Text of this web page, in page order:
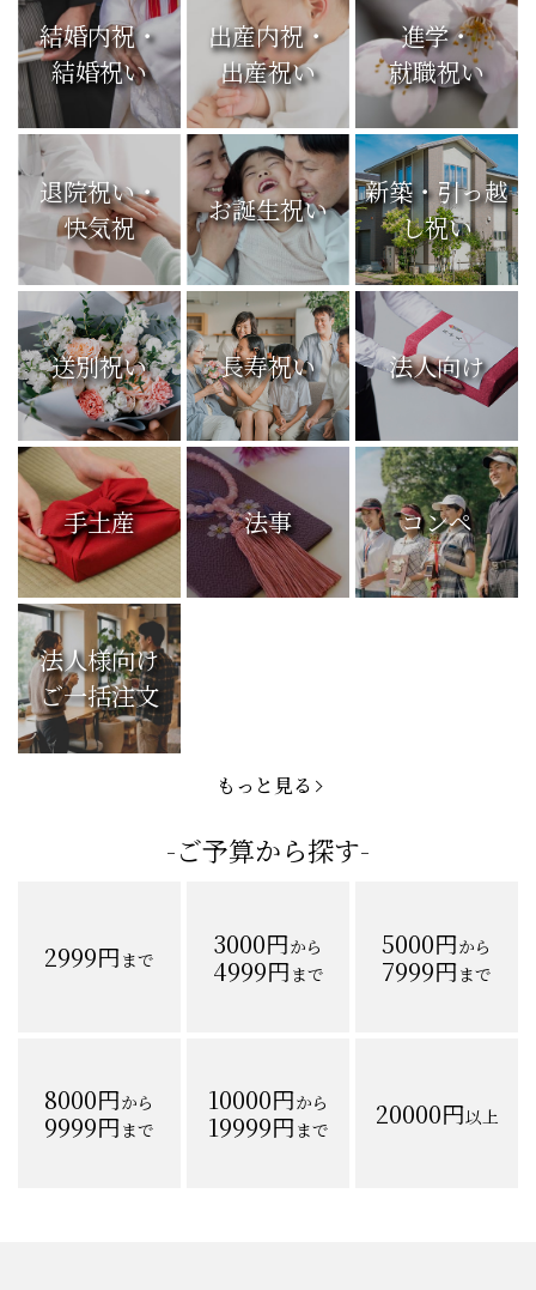
結婚内祝・
結婚祝い
出産内祝・
出産祝い
進学・
就職祝い
退院祝い・
快気祝
お誕生祝い
新築・引っ越
し祝い
送別祝い 長寿祝い 法人向け
手土産 法事 コンペ
法人様向け
ご一括注文
もっと見る
-ご予算から探す-
2999円まで 3000円から
4999円まで
5000円から
7999円まで
8000円から
9999円まで
10000円から
19999円まで 20000円以上